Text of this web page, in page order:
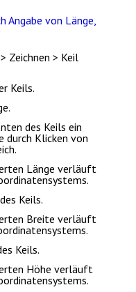
Angabe von Länge,
Zeichnen > Keil
Keils.
.
des Keils ein
durch Klicken von
Länge verläuft
Keils.
Breite verläuft
Keils.
Höhe verläuft